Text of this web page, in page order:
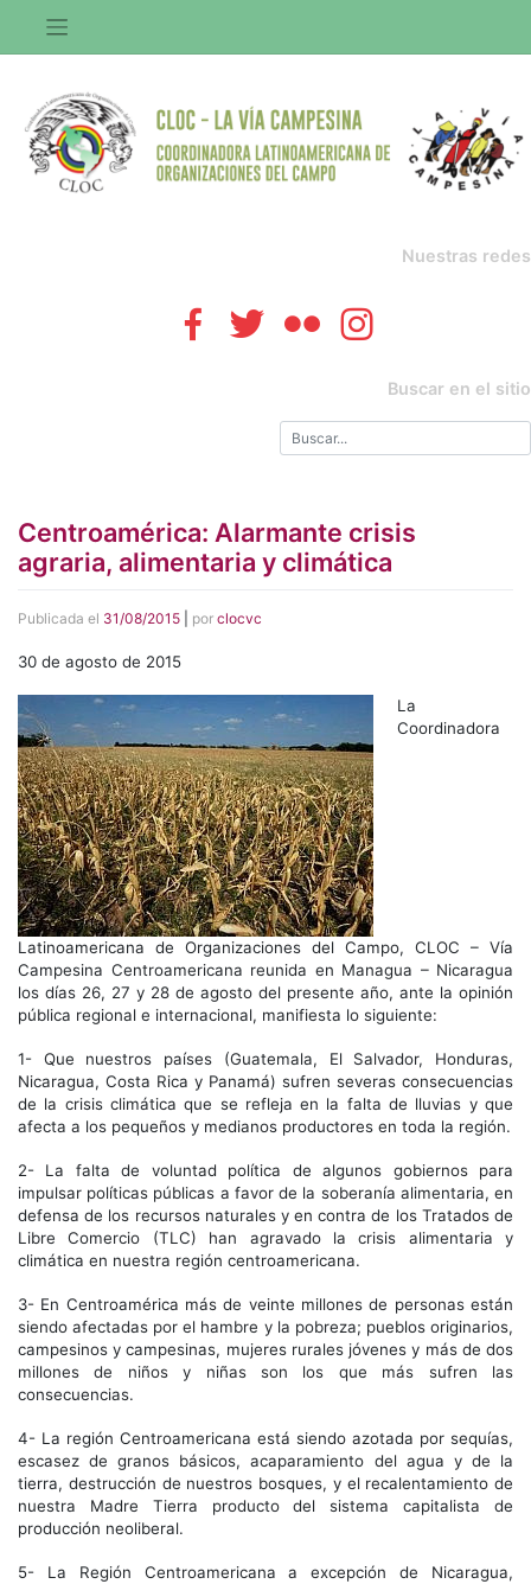
contenido
Nuestras redes
Buscar en el sitio
Centroamérica: Alarmante crisis
agraria, alimentaria y climática
Publicada el 31/08/2015 por clocvc
30 de agosto de 2015
La
Coordinadora
Latinoamericana de Organizaciones del Campo, CLOC – Vía
Campesina Centroamericana reunida en Managua – Nicaragua
los días 26, 27 y 28 de agosto del presente año, ante la opinión
pública regional e internacional, manifiesta lo siguiente:
1- Que nuestros países (Guatemala, El Salvador, Honduras,
Nicaragua, Costa Rica y Panamá) sufren severas consecuencias
de la crisis climática que se refleja en la falta de lluvias y que
afecta a los pequeños y medianos productores en toda la región.
2- La falta de voluntad política de algunos gobiernos para
impulsar políticas públicas a favor de la soberanía alimentaria, en
defensa de los recursos naturales y en contra de los Tratados de
Libre Comercio (TLC) han agravado la crisis alimentaria y
climática en nuestra región centroamericana.
3- En Centroamérica más de veinte millones de personas están
siendo afectadas por el hambre y la pobreza; pueblos originarios,
campesinos y campesinas, mujeres rurales jóvenes y más de dos
millones de niños y niñas son los que más sufren las
consecuencias.
4- La región Centroamericana está siendo azotada por sequías,
escasez de granos básicos, acaparamiento del agua y de la
tierra, destrucción de nuestros bosques, y el recalentamiento de
nuestra Madre Tierra producto del sistema capitalista de
producción neoliberal.
5- La Región Centroamericana a excepción de Nicaragua,